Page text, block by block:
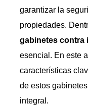
garantizar la
propiedades.
gabinetes contra
esencial. En este
características
de estos
integral.